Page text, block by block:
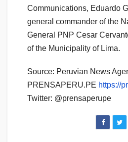
Communications, Eduardo
general commander of the
General PNP Cesar
of the Municipality of Lima.
Source: Peruvian News
PRENSAPERU.PE https://
Twitter: @prensaperupe